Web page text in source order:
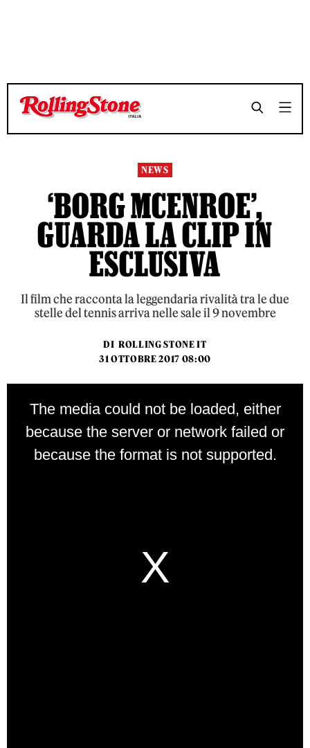
NEWS
‘BORG MCENROE’,
GUARDA LA CLIP IN
ESCLUSIVA
Il film che racconta la leggendaria rivalità tra le due
stelle del tennis arriva nelle sale il 9 novembre
DI ROLLING STONE IT
31 OTTOBRE 2017 08:00